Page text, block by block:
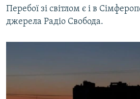
Перебої зі світлом є і в
джерела Радіо Свобода.